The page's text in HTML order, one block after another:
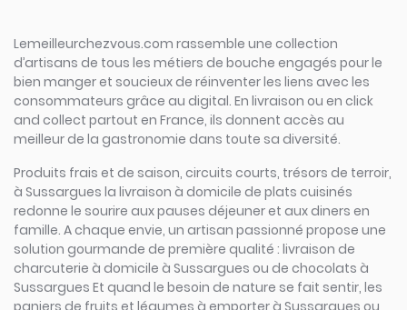
Lemeilleurchezvous.com rassemble une collection
d’artisans de tous les métiers de bouche engagés pour le
bien manger et soucieux de réinventer les liens avec les
consommateurs grâce au digital. En livraison ou en click
and collect partout en France, ils donnent accès au
meilleur de la gastronomie dans toute sa diversité.
Produits frais et de saison, circuits courts, trésors de terroir,
à Sussargues la livraison à domicile de plats cuisinés
redonne le sourire aux pauses déjeuner et aux diners en
famille. A chaque envie, un artisan passionné propose une
solution gourmande de première qualité : livraison de
charcuterie à domicile à Sussargues ou de chocolats à
Sussargues Et quand le besoin de nature se fait sentir, les
paniers de fruits et légumes à emporter à Sussargues ou